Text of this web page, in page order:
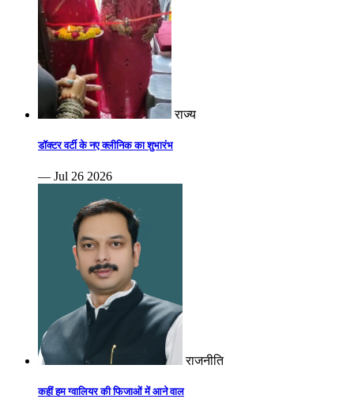
राज्य
डॉक्टर वर्टी के नए क्लीनिक का शुभारंभ
— Jul 26 2026
राजनीति
कहीं हम ग्वालियर की फिजाओं में आने वाल